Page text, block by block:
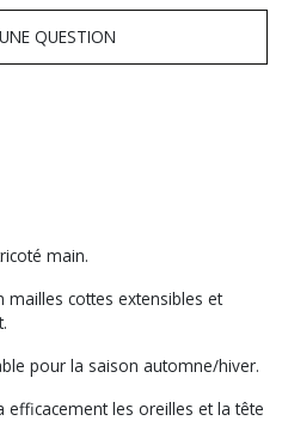
QUESTION
main.
cottes extensibles et
pour la saison automne/hiver.
les oreilles et la tête